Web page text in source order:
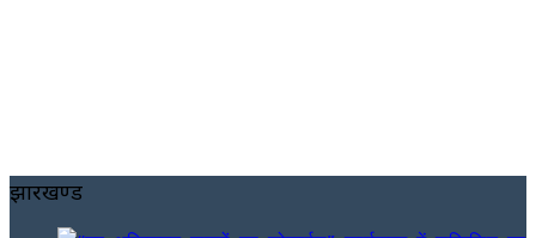
झारखण्ड